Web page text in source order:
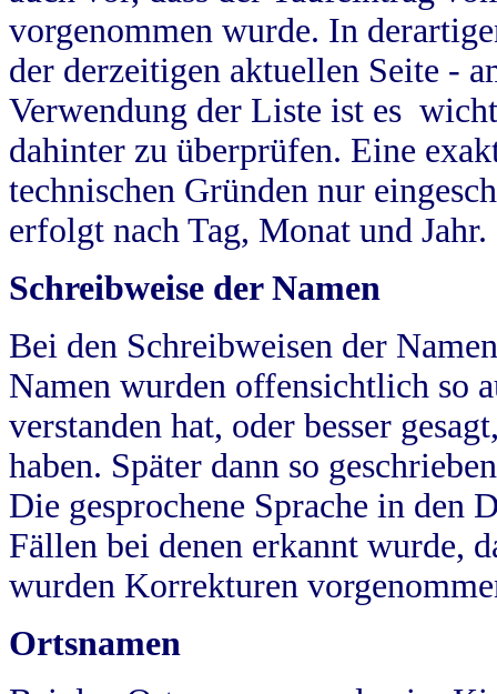
vorgenommen wurde. In
der derzeitigen aktuellen Seite -
Verwendung der Liste ist es
dahinter zu überprüfen. Eine
technischen Gründen nur
erfolgt nach Tag, Monat und Jahr.
Schreibweise der Namen
Bei den Schreibweisen der
Namen wurden offensichtlich so
verstanden hat, oder besser
haben. Später dann so
Die gesprochene Sprache in
Fällen bei denen erkannt wurde,
wurden Korrekturen
Ortsnamen